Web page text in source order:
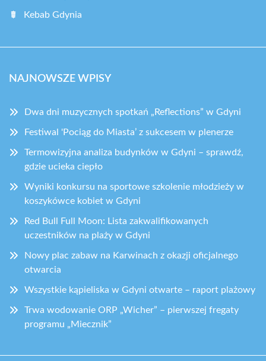
Kebab Gdynia
NAJNOWSZE WPISY
Dwa dni muzycznych spotkań „Reflections” w Gdyni
Festiwal 'Pociąg do Miasta’ z sukcesem w plenerze
Termowizyjna analiza budynków w Gdyni – sprawdź,
gdzie ucieka ciepło
Wyniki konkursu na sportowe szkolenie młodzieży w
koszykówce kobiet w Gdyni
Red Bull Full Moon: Lista zakwalifikowanych
uczestników na plaży w Gdyni
Nowy plac zabaw na Karwinach z okazji oficjalnego
otwarcia
Wszystkie kąpieliska w Gdyni otwarte – raport plażowy
Trwa wodowanie ORP „Wicher” – pierwszej fregaty
programu „Miecznik”